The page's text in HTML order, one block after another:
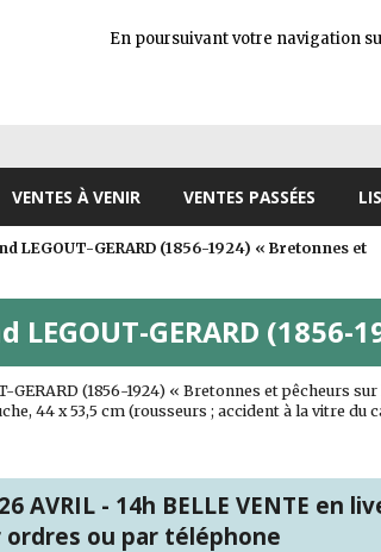
VENTES À VENIR VENTES PASSÉES
LEGOUT-GERARD (1856-1924) « Bretonnes et
LEGOUT-GERARD
GERARD (1856-1924) « Bretonnes et pêcheurs
44 x 53,5 cm (rousseurs ; accident à la vitre du
AVRIL - 14h BELLE VENTE en
ordres ou par téléphone
En poursuivant votre navigation